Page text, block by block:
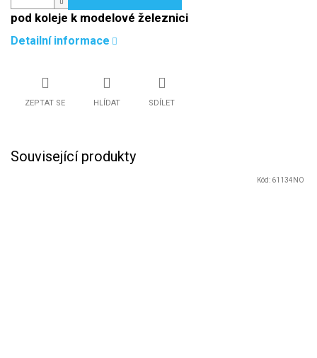
pod koleje k modelové železnici
Detailní informace
ZEPTAT SE HLÍDAT SDÍLET
Související produkty
Kód: 61134NO